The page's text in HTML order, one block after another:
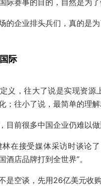
际赛事的目的，自然是为了
的企业排头兵们，真的是
际
义，往大了说是实现资
；往小了说，最简单的理解
目前很多中国企业仍难以做
在接受媒体采访时谈论
酒店品牌打到全世界”。
是空谈，先用26亿美元收